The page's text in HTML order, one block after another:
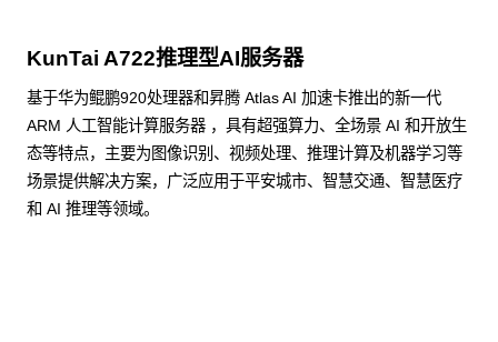
KunTai A722推理型AI服务器
基于华为鲲鹏920处理器和昇腾 Atlas AI 加速卡推出的新一代
ARM 人工智能计算服务器 ，具有超强算力、全场景 AI 和开放生
态等特点，主要为图像识别、视频处理、推理计算及机器学习等
场景提供解决方案，广泛应用于平安城市、智慧交通、智慧医疗
和 AI 推理等领域。